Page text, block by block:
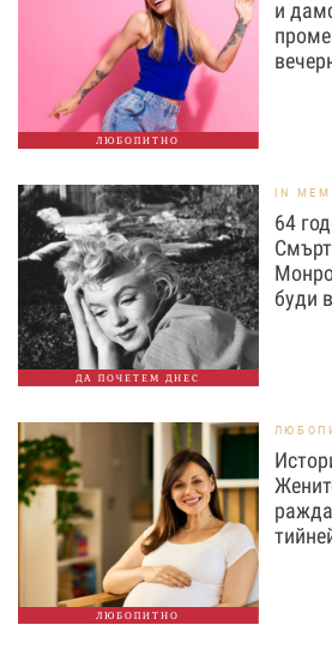
ЛЮБОПИТНО
и
ДА ПОЧЕТЕМ ДНЕС
IN
64
буди
ЛЮБОПИТНО